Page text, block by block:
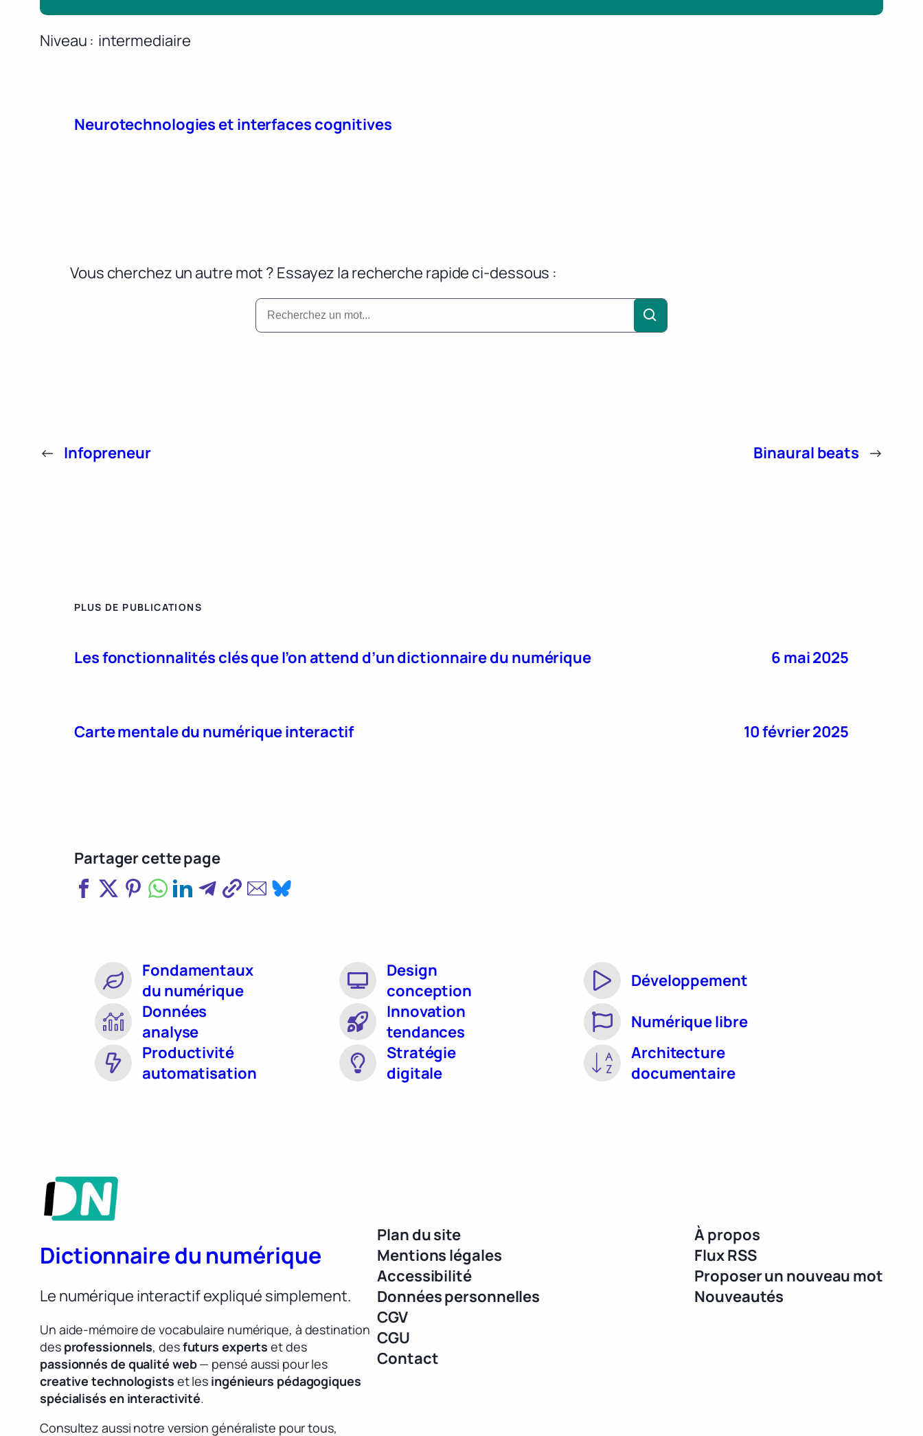
Niveau intermediaire
Neurotechnologies et interfaces cognitives
Vous cherchez un autre mot ? Essayez la recherche rapide ci-dessous :
← Infopreneur Binaural beats →
PLUS DE PUBLICATIONS
Les fonctionnalités clés que l’on attend d’un dictionnaire du numérique 6 mai 2025
Carte mentale du numérique interactif 10 février 2025
Partager cette page
Fondamentaux
du numérique
Design
conception
Développement
Données
analyse
Innovation
tendances
Numérique libre
Productivité
automatisation
Stratégie
digitale
Architecture
documentaire
Dictionnaire du numérique
Le numérique interactif expliqué simplement.
Un aide-mémoire de vocabulaire numérique, à destination
des professionnels, desfuturs experts et des
passionnés de qualité web— pensé aussi pour les
creative technologists et les ingénieurs pédagogiques
spécialisés en interactivité.
Consultez aussi notre version généraliste pour tous,
Plan du site
Mentions légales
Accessibilité
Données personnelles
CGV
CGU
Contact
À propos
Flux RSS
Proposer un nouveau mot
Nouveautés